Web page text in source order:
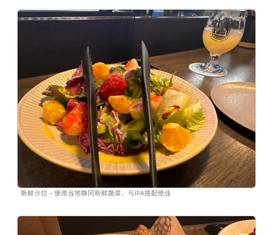
新鲜沙拉 – 使用当地静冈新鲜蔬菜，与IPA搭配绝佳